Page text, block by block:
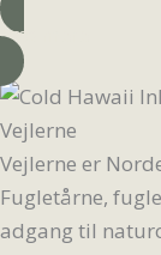
Læs mere
Vejlerne
Vejlerne er
Fugletårne,
adgang til